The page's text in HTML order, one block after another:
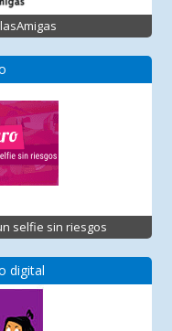
selfie sin riesgos
digital